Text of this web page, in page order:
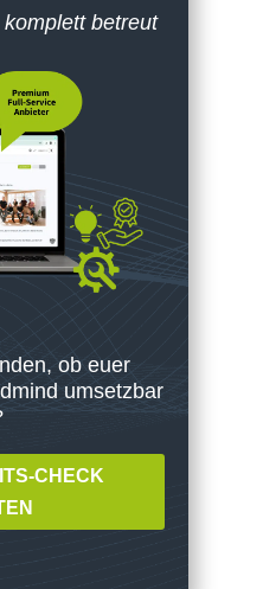
betreut
ob euer
umsetzbar
CHECK